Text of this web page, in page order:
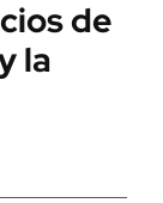
de
la